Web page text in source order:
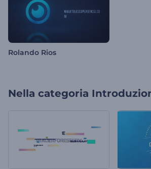
Rolando Rios
Nella categoria